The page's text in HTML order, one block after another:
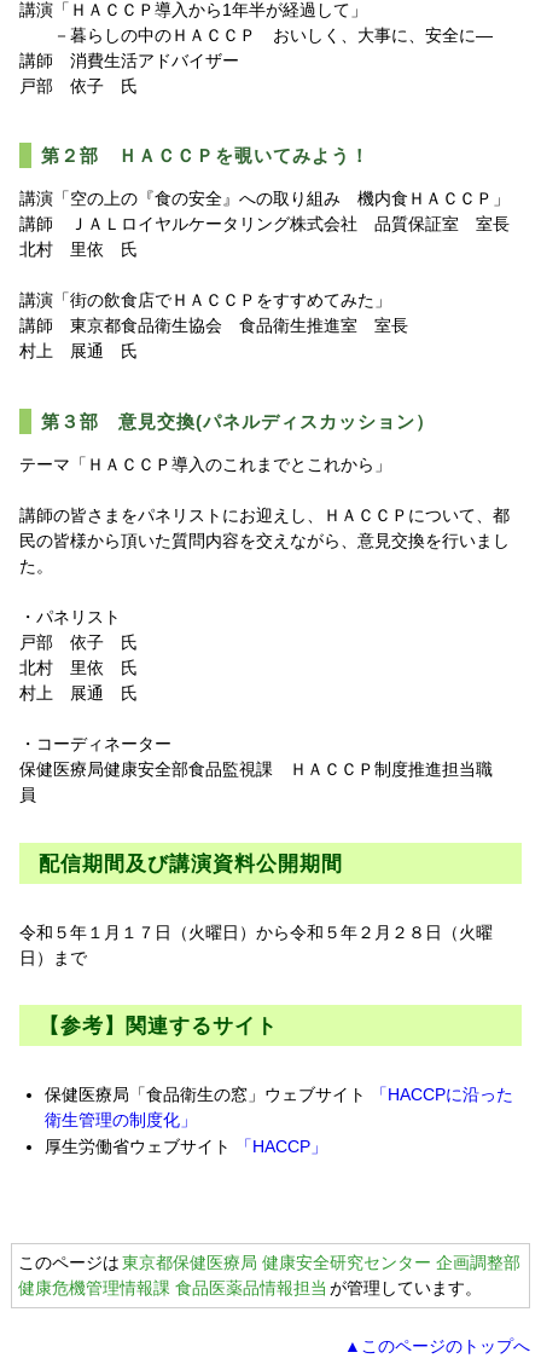
講演「ＨＡＣＣＰ導入から1年半が経過して」
－暮らしの中のＨＡＣＣＰ おいしく、大事に、安全に―
講師 消費生活アドバイザー
戸部 依子 氏
第２部 ＨＡＣＣＰを覗いてみよう！
講演「空の上の『食の安全』への取り組み 機内食ＨＡＣＣＰ」
講師 ＪＡＬロイヤルケータリング株式会社 品質保証室 室長
北村 里依 氏
講演「街の飲食店でＨＡＣＣＰをすすめてみた」
講師 東京都食品衛生協会 食品衛生推進室 室長
村上 展通 氏
第３部 意見交換(パネルディスカッション）
テーマ「ＨＡＣＣＰ導入のこれまでとこれから」
講師の皆さまをパネリストにお迎えし、ＨＡＣＣＰについて、都
民の皆様から頂いた質問内容を交えながら、意見交換を行いまし
た。
・パネリスト
戸部 依子 氏
北村 里依 氏
村上 展通 氏
・コーディネーター
保健医療局健康安全部食品監視課 ＨＡＣＣＰ制度推進担当職
員
配信期間及び講演資料公開期間
令和５年１月１７日（火曜日）から令和５年２月２８日（火曜
日）まで
【参考】関連するサイト
保健医療局「食品衛生の窓」ウェブサイト
「HACCPに沿った
衛生管理の制度化」
厚生労働省ウェブサイト
「HACCP」
このページは東京都保健医療局 健康安全研究センター 企画調整部
健康危機管理情報課 食品医薬品情報担当 が管理しています。
▲このページのトップへ